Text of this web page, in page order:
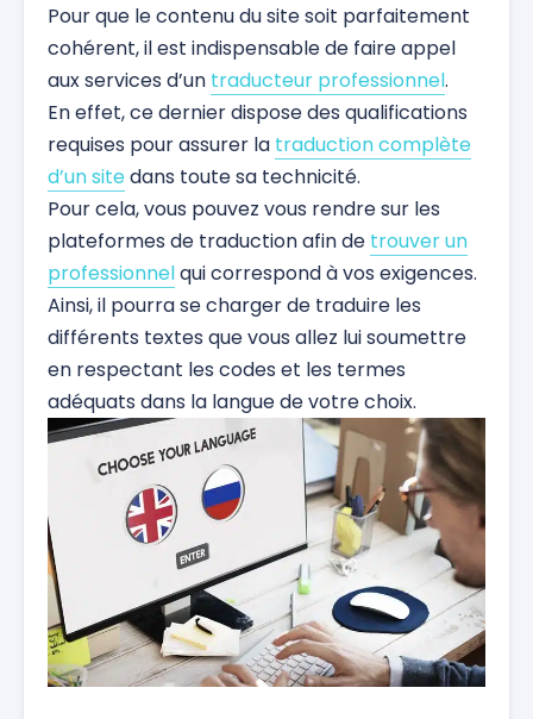
Pour que le contenu du site soit parfaitement
cohérent, il est indispensable de faire appel
aux services d’un traducteur professionnel.
En effet, ce dernier dispose des qualifications
requises pour assurer la traduction complète
d’un sitedans toute sa technicité.
Pour cela, vous pouvez vous rendre sur les
plateformes de traduction afin de trouver un
professionnelqui correspond à vos exigences.
Ainsi, il pourra se charger de traduire les
différents textes que vous allez lui soumettre
en respectant les codes et les termes
adéquats dans la langue de votre choix.